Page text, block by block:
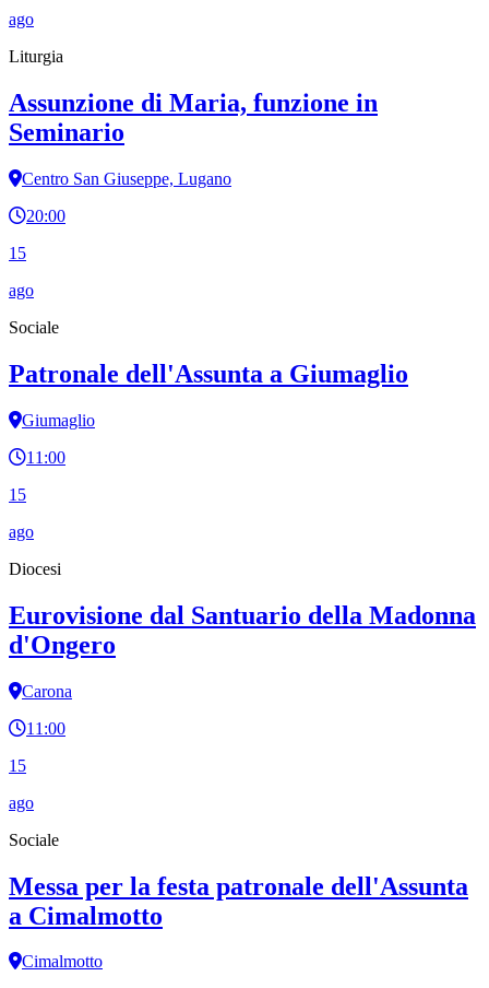
ago
Liturgia
Assunzione di Maria, funzione in
Seminario
Centro San Giuseppe, Lugano
20:00
15
ago
Sociale
Patronale dell'Assunta a Giumaglio
Giumaglio
11:00
15
ago
Diocesi
Eurovisione dal Santuario della Madonna
d'Ongero
Carona
11:00
15
ago
Sociale
Messa per la festa patronale dell'Assunta
a Cimalmotto
Cimalmotto